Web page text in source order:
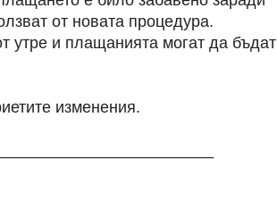
от новата процедура.
утре и плащанията могат да бъдат
изменения.